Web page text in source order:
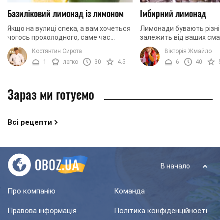
Базиліковий лимонад із лимоном
Якщо на вулиці спека, а вам хочеться
чогось прохолодного, саме час
приготувати домашній лимонад. Ми
хочемо запропонувати вашій увазі
рецепт ...
Костянтин Сирота
1
легко 30 4.5
Імбирний лимонад
Лимонади бувають
залежить від ваших
уподобань. Якщо ви не
зарядиться бадьорить
допомогою такого
Вікторія Жмайло
6
40
Зараз ми готуємо
Всі рецепти
В начало
Про компанію Команда
Правова інформація Політика конфіденційності